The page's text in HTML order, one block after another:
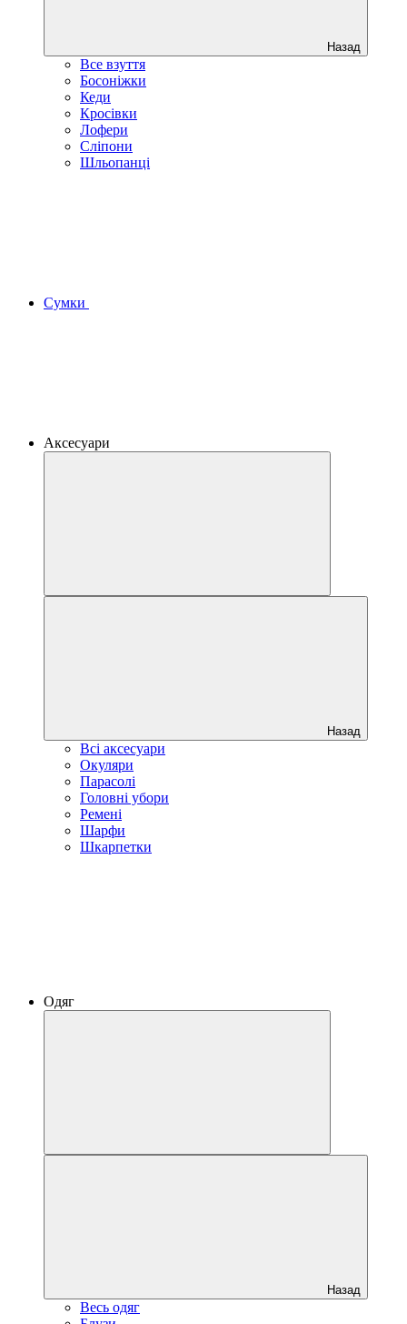
Назад
Все взуття
Босоніжки
Кеди
Кросівки
Лофери
Сліпони
Шльопанці
Сумки
Аксесуари
Назад
Всі аксесуари
Окуляри
Парасолі
Головні убори
Ремені
Шарфи
Шкарпетки
Одяг
Назад
Весь одяг